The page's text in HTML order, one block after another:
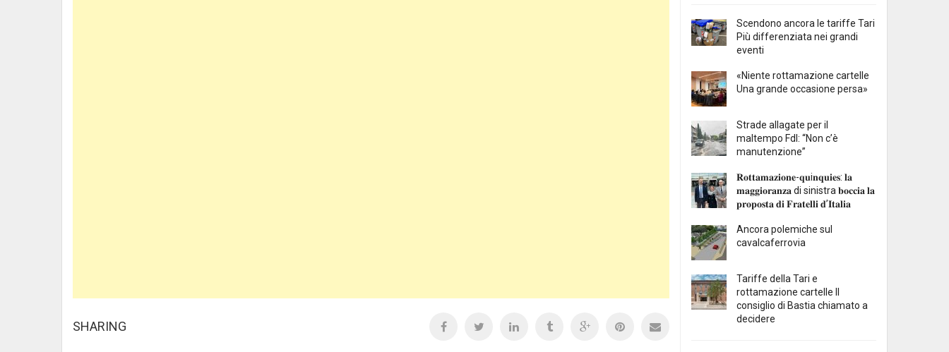
SHARING
Scendono ancora le tariffe Tari
Più differenziata nei grandi
eventi
«Niente rottamazione cartelle
Una grande occasione persa»
Strade allagate per il
maltempo FdI: “Non c’è
manutenzione”
𝐑𝐨𝐭𝐭𝐚𝐦𝐚𝐳𝐢𝐨𝐧𝐞-𝐪𝐮i𝐧𝐪𝐮𝐢𝐞𝐬: 𝐥𝐚
𝐦𝐚𝐠𝐠𝐢𝐨𝐫𝐚𝐧𝐳𝐚 di sinistra 𝐛𝐨𝐜𝐜𝐢𝐚 𝐥𝐚
𝐩𝐫𝐨𝐩𝐨𝐬𝐭𝐚 𝐝𝐢 𝐅𝐫𝐚𝐭𝐞𝐥𝐥𝐢 𝐝’𝐈𝐭𝐚𝐥𝐢𝐚
Ancora polemiche sul
cavalcaferrovia
Tariffe della Tari e
rottamazione cartelle Il
consiglio di Bastia chiamato a
decidere